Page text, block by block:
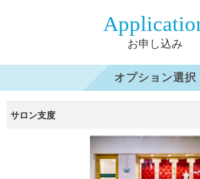
お申し込み
オプション選択
サロン支度